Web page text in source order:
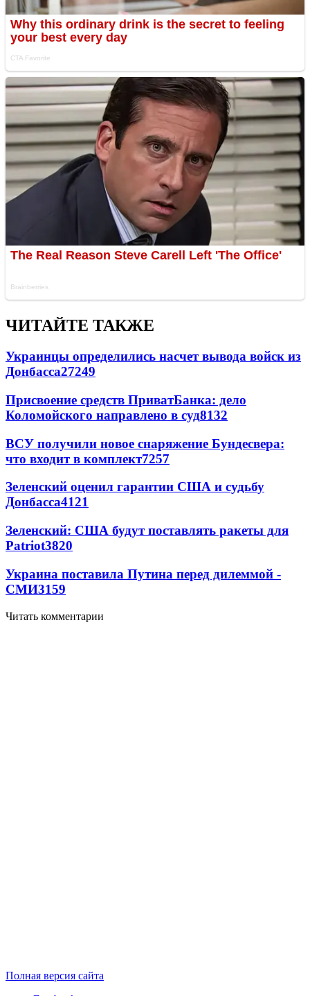
ЧИТАЙТЕ ТАКЖЕ
Украинцы определились насчет вывода войск из
Донбасса27249
Присвоение средств ПриватБанка: дело
Коломойского направлено в суд8132
ВСУ получили новое снаряжение Бундесвера:
что входит в комплект7257
Зеленский оценил гарантии США и судьбу
Донбасса4121
Зеленский: США будут поставлять ракеты для
Patriot3820
Украина поставила Путина перед дилеммой -
СМИ3159
Читать комментарии
Полная версия сайта